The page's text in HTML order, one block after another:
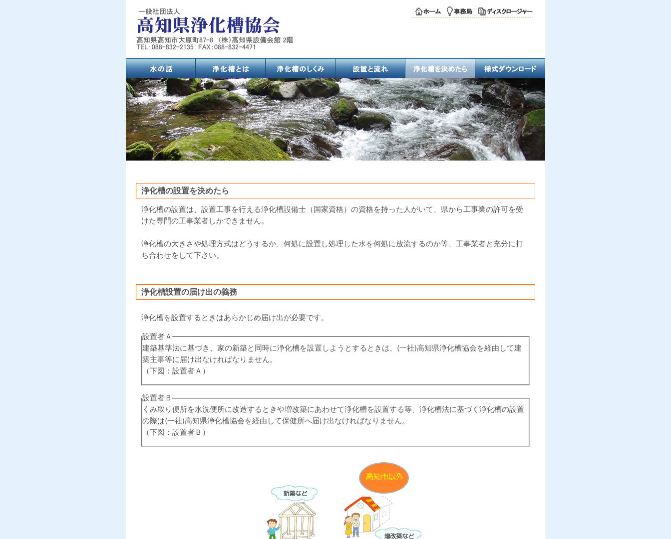
浄化槽の設置を決めたら
浄化槽の設置は、設置工事を行える浄化槽設備士（国家資格）の資格を持った人がいて、県から工事業の許可を受
けた専門の工事業者しかできません。
浄化槽の大きさや処理方式はどうするか、何処に設置し処理した水を何処に放流するのか等、工事業者と充分に打
ち合わせをして下さい。
浄化槽設置の届け出の義務
浄化槽を設置するときはあらかじめ届け出が必要です。
設置者Ａ
建築基準法に基づき、 家の新築と同時に浄化槽を設置しようとする ときは、(一社)高知県浄化槽協会を経由して建
築主事等に届け出なければなりません。
（下図：設置者Ａ）
設置者Ｂ
くみ取り便所を水洗便所に改造するときや増改築にあわせて浄化槽を設置する等、浄化槽法に基づく浄化槽の設置
の際は(一社)高知県浄化槽協会を経由して保健所へ届け出なければなりません。
（下図：設置者Ｂ）